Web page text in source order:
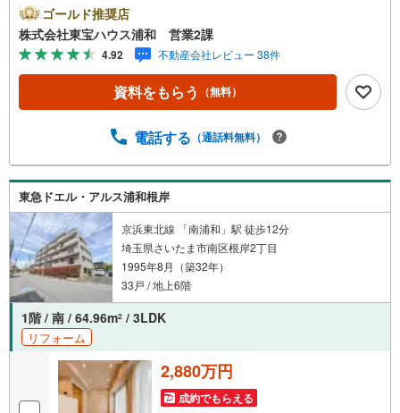
プレゼント！営業時間:7:00～22:00（年中無休）こちらの
時間帯はお電話でのお問い合わせがスムーズにご案内でき
ますぜひお気軽にご連絡下さい！東宝ハウスライフソリュ
ーションズグループ 東宝ハウス浦和 特別提携金利〔一
例〕東宝ハウス浦和の住宅ローン■変動金利全期間引下げプ
ラン⇒住宅ローン金利優遇割の最大適用《0.89％》と某信
総返済額の差額:303万円※2026年7月末実行分まで（審査・
届け◇東宝ハウスのライフパートナーが直接ご対応ライフ
プランニング、かけつけサポート、Club Offプレミアムなど
多彩なサービ…
ゴールド推奨店
株式会社東宝ハウス浦和 営業2課
4.92 不動産会社レビュー 38件
資料をもらう （無料）
電話する （通話料無料）
東急ドエル・アルス浦和根岸
京浜東北線 「南浦和」駅 徒歩12分
埼玉県さいたま市南区根岸2丁目
1995年8月（築32年）
33戸 / 地上6階
1階 / 南 / 64.96m2 / 3LDK
リフォーム
2,880万円
成約でもらえる